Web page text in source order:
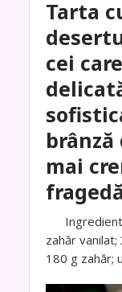
Tarta
cei
brânză
mai
zahăr
180 g zahăr;